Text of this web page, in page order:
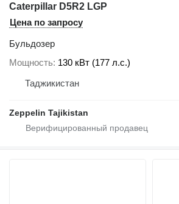
Caterpillar D5R2 LGP
Цена по запросу
Бульдозер
Мощность 130 кВт (177 л.с.)
Таджикистан
Zeppelin Tajikistan